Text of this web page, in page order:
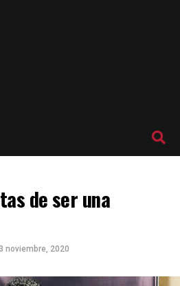
de ser una
noviembre, 2020